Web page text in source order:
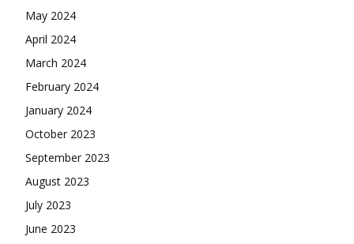
May 2024
April 2024
March 2024
February 2024
January 2024
October 2023
September 2023
August 2023
July 2023
June 2023